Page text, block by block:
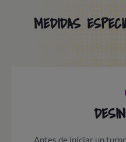
MEDIDAS
Antes de iniciar un